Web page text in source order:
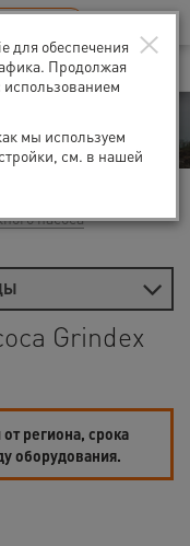
RU EN
насоса
Grindex
региона, срока
оборудования.
×
для обеспечения
Продолжая
использованием
мы используем
см. в нашей